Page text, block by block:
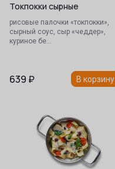
Токпокки сырные
рисовые палочки «токпокки»,
сырный соус, сыр «чеддер»,
куриное бе…
639 ₽ В корзину